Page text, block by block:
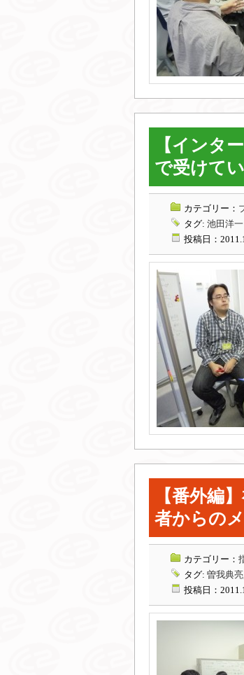
【インタ
で受けて
カテゴリー：
タグ: 池田洋一
投稿日：
【番外編
者からの
カテゴリー：
タグ: 曽我典亮
投稿日：